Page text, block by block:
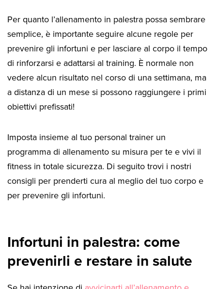
Per quanto l’allenamento in palestra possa sembrare
semplice, è importante seguire alcune regole per
prevenire gli infortuni e per lasciare al corpo il tempo
di rinforzarsi e adattarsi al training. È normale non
vedere alcun risultato nel corso di una settimana, ma
a distanza di un mese si possono raggiungere i primi
obiettivi prefissati!
Imposta insieme al tuo personal trainer un
programma di allenamento su misura per te e vivi il
fitness in totale sicurezza. Di seguito trovi i nostri
consigli per prenderti cura al meglio del tuo corpo e
per prevenire gli infortuni.
Infortuni in palestra: come
prevenirli e restare in salute